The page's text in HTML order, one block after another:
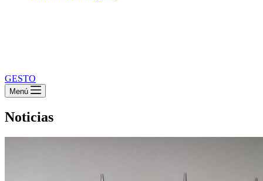
GESTO
Menú
Noticias